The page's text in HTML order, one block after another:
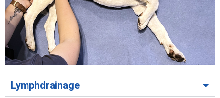
Lymphdrainage